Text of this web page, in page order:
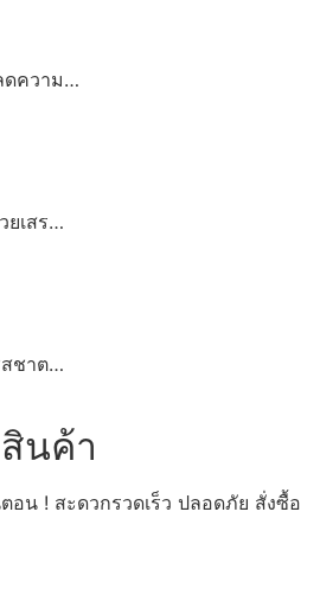
ดความ…
เสร…
ชาต…
นค้า
อน ! สะดวกรวดเร็ว ปลอดภัย สั่งซื้อ